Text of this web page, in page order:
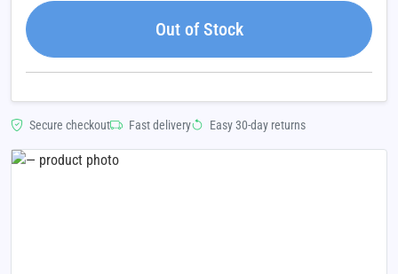
Out of Stock
Secure checkout Fast delivery Easy 30-day returns